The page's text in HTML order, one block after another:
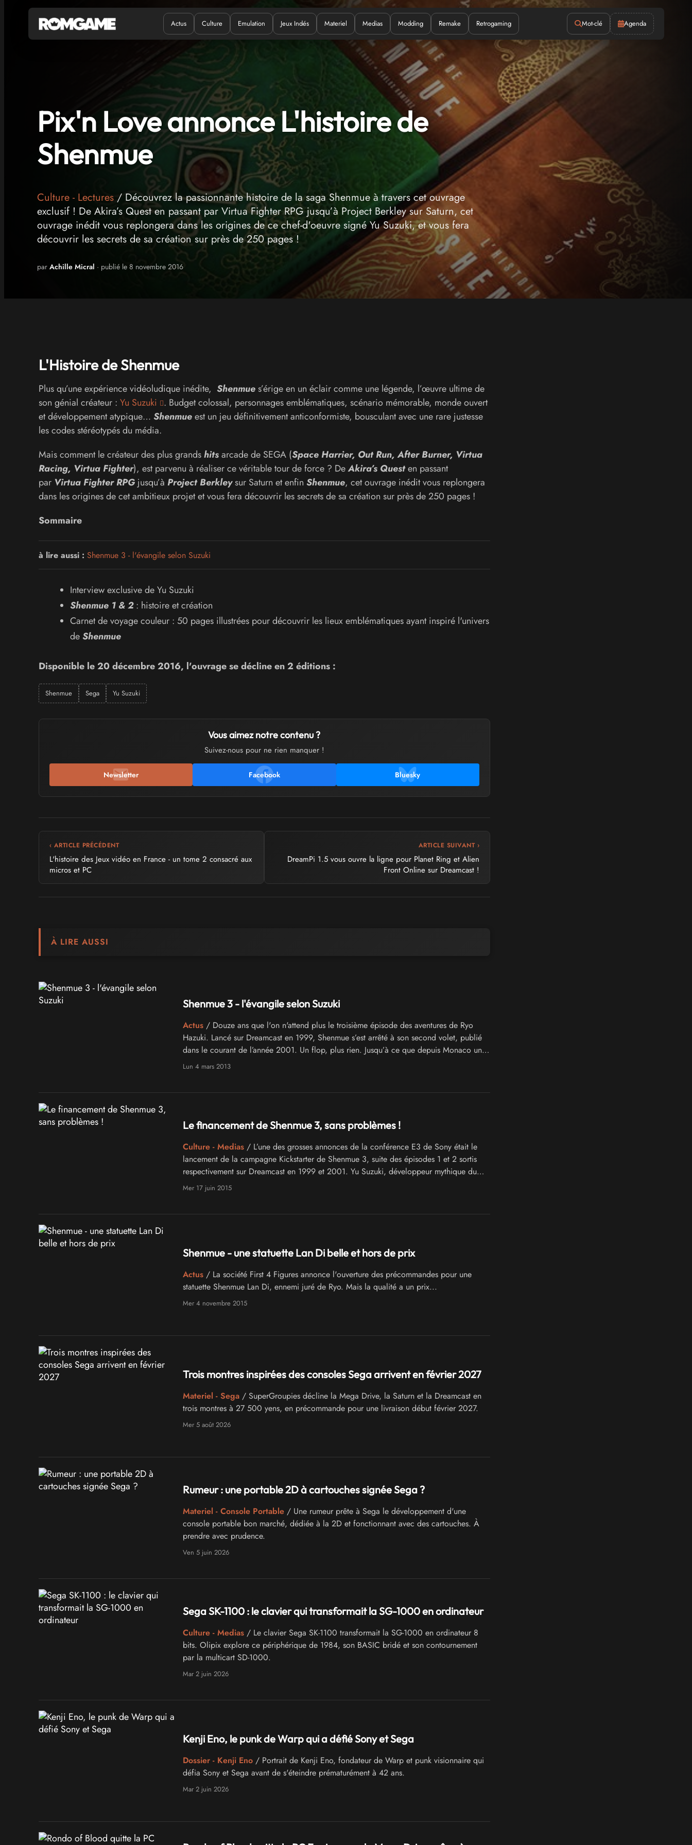
Quand ? Où ? Quoi ?
Actus Culture Emulation Jeux Indés Materiel Medias Modding Remake Retrogaming Mot-clé Agenda
Pix'n Love annonce L'histoire de
Shenmue
Culture - Lectures / Découvrez la passionnante histoire de la saga Shenmue à travers cet ouvrage
exclusif ! De Akira’s Quest en passant par Virtua Fighter RPG jusqu’à Project Berkley sur Saturn, cet
ouvrage inédit vous replongera dans les origines de ce chef-d'oeuvre signé Yu Suzuki, et vous fera
découvrir les secrets de sa création sur près de 250 pages !
par Achille Micral · publié le 8 novembre 2016
L'Histoire de Shenmue
Plus qu’une expérience vidéoludique inédite, Shenmues’érige en un éclair comme une légende, l’œuvre ultime de
son génial créateur : Yu Suzuki . Budget colossal, personnages emblématiques, scénario mémorable, monde ouvert
et développement atypique… Shenmueest un jeu définitivement anticonformiste, bousculant avec une rare justesse
les codes stéréotypés du média.
Mais comment le créateur des plus grandshitsarcade de SEGA (Space Harrier, Out Run, After Burner, Virtua
Racing, Virtua Fighter), est parvenu à réaliser ce véritable tour de force ? DeAkira’s Questen passant
par Virtua Fighter RPGjusqu’à Project Berkleysur Saturn et enfin Shenmue, cet ouvrage inédit vous replongera
dans les origines de cet ambitieux projet et vous fera découvrir les secrets de sa création sur près de 250 pages !
Sommaire
à lire aussi : Shenmue 3 - l'évangile selon Suzuki
Interview exclusive de Yu Suzuki
Shenmue 1 & 2: histoire et création
Carnet de voyage couleur : 50 pages illustrées pour découvrir les lieux emblématiques ayant inspiré l'univers
deShenmue
Disponible le 20 décembre 2016, l'ouvrage se décline en 2 éditions :
Shenmue Sega Yu Suzuki
Vous aimez notre contenu ?
Suivez-nous pour ne rien manquer !
Newsletter Facebook Bluesky
‹ ARTICLE PRÉCÉDENT
L'histoire des Jeux vidéo en France - un tome 2 consacré aux
micros et PC
ARTICLE SUIVANT ›
DreamPi 1.5 vous ouvre la ligne pour Planet Ring et Alien
Front Online sur Dreamcast !
À LIRE AUSSI
Shenmue 3 - l'évangile selon Suzuki
Actus/ Douze ans que l'on n'attend plus le troisième épisode des aventures de Ryo
Hazuki. Lancé sur Dreamcast en 1999, Shenmue s’est arrêté à son second volet, publié
dans le courant de l’année 2001. Un flop, plus rien. Jusqu’à ce que depuis Monaco un
message sibyllin aux fans soit lancé par Yu Suzuki...un peu coutumier du fait...
Lun 4 mars 2013
Le financement de Shenmue 3, sans problèmes !
Culture - Medias/ L’une des grosses annonces de la conférence E3 de Sony était le
lancement de la campagne Kickstarter de Shenmue 3, suite des épisodes 1 et 2 sortis
respectivement sur Dreamcast en 1999 et 2001. Yu Suzuki, développeur mythique du
jeu, est apparu sur scène très fier.
Mer 17 juin 2015
Shenmue - une statuette Lan Di belle et hors de prix
Actus/ La société First 4 Figures annonce l'ouverture des précommandes pour une
statuette Shenmue Lan Di, ennemi juré de Ryo. Mais la qualité a un prix...
Mer 4 novembre 2015
Trois montres inspirées des consoles Sega arrivent en février 2027
Materiel - Sega/ SuperGroupies décline la Mega Drive, la Saturn et la Dreamcast en
trois montres à 27 500 yens, en précommande pour une livraison début février 2027.
Mer 5 août 2026
Rumeur : une portable 2D à cartouches signée Sega ?
Materiel - Console Portable/ Une rumeur prête à Sega le développement d'une
console portable bon marché, dédiée à la 2D et fonctionnant avec des cartouches. À
prendre avec prudence.
Ven 5 juin 2026
Sega SK-1100 : le clavier qui transformait la SG-1000 en ordinateur
Culture - Medias/ Le clavier Sega SK-1100 transformait la SG-1000 en ordinateur 8
bits. Olipix explore ce périphérique de 1984, son BASIC bridé et son contournement
par la multicart SD-1000.
Mar 2 juin 2026
Kenji Eno, le punk de Warp qui a défié Sony et Sega
Dossier - Kenji Eno/ Portrait de Kenji Eno, fondateur de Warp et punk visionnaire qui
défia Sony et Sega avant de s'éteindre prématurément à 42 ans.
Mar 2 juin 2026